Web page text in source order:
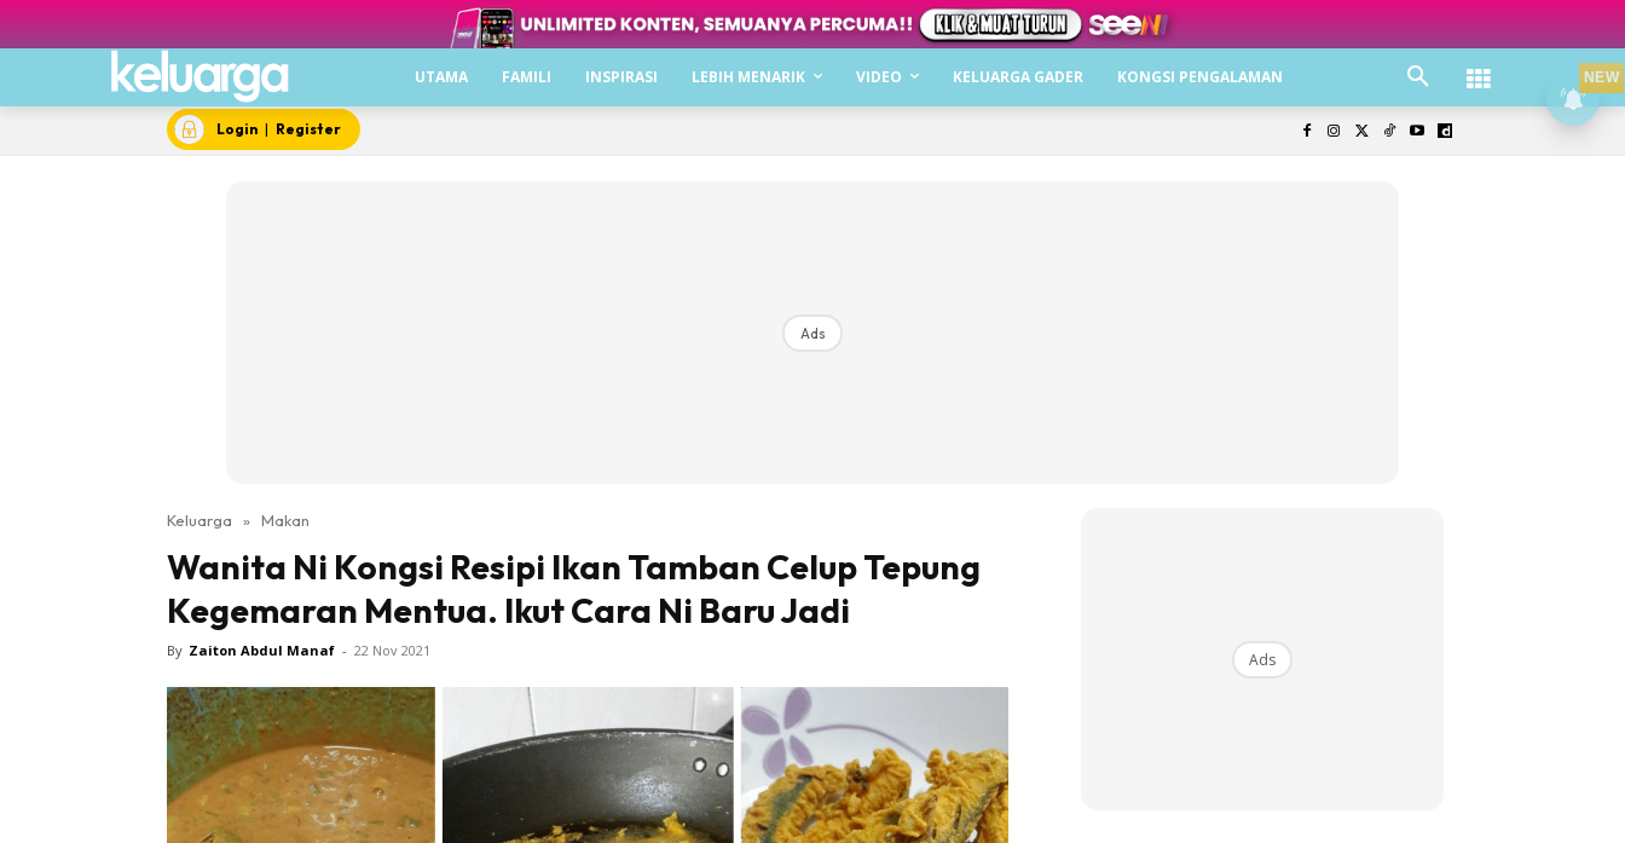
UTAMA FAMILI INSPIRASI LEBIH MENARIK VIDEO KELUARGA GADER KONGSI PENGALAMAN
Login | Register
Ads
Keluarga » Makan
Wanita Ni Kongsi Resipi Ikan Tamban Celup Tepung
Kegemaran Mentua. Ikut Cara Ni Baru Jadi
By Zaiton Abdul Manaf - 22 Nov 2021 Ads
NEW